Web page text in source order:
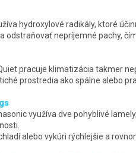
hydroxylové radikály, ktoré
odstraňovať nepríjemné pachy,
pracuje klimatizácia takmer
prostredia ako spálne alebo
využíva dve pohyblivé
alebo vykúri rýchlejšie a